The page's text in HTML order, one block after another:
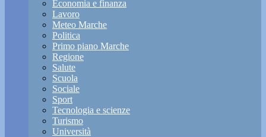
Economia e finanza
Lavoro
Meteo Marche
Politica
Primo piano Marche
Regione
Salute
Scuola
Sociale
Sport
Tecnologia e scienze
Turismo
Università